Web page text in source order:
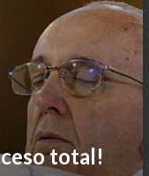
del ex…
total!